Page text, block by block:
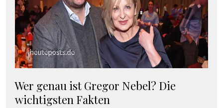
Wer genau ist Gregor Nebel? Die
wichtigsten Fakten